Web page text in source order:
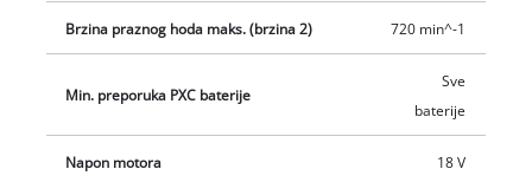
Isporuka se vrši bez Power X-Change baterije i bez punjača,
koji su dostupni zasebno, primjerice kao praktični Starter-Set.
Brzina praznog hoda maks. (brzina 2) 720 min^-1
Min. preporuka PXC baterije
Sve
baterije
Napon motora 18 V